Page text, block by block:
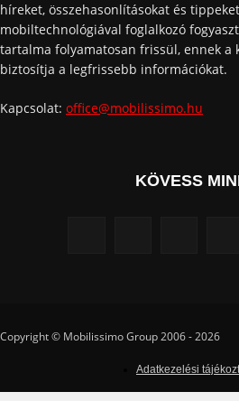
híreket, összehasonlításokat és
mobiltechnológiával foglalkozó
tartalma folyamatosan frissül, ennek a
biztosítja a legfrissebb információkat.
Kapcsolat: office@mobilissimo.hu
KÖVESS
Copyright © Mobilissimo Group 2006 - 2026
Adatkezelési